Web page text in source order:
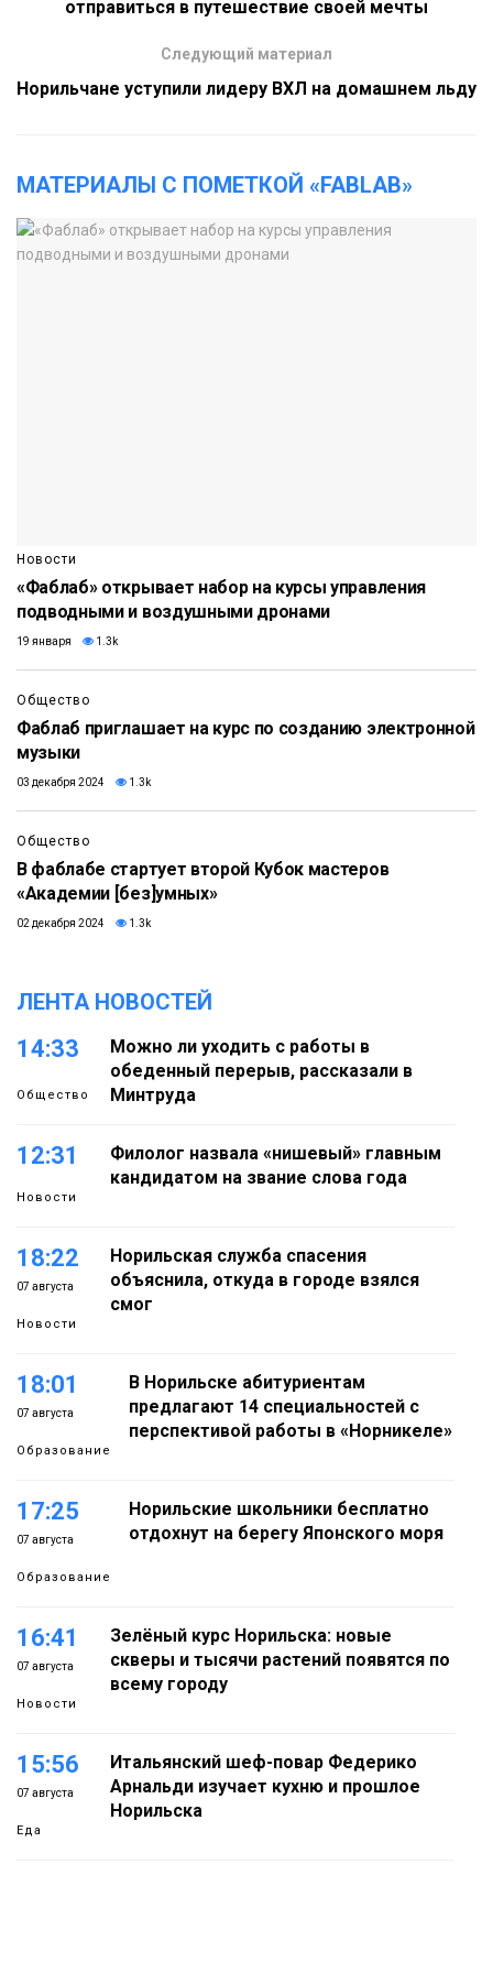
отправиться в путешествие своей мечты
Следующий материал
Норильчане уступили лидеру ВХЛ на домашнем льду
МАТЕРИАЛЫ С ПОМЕТКОЙ «FABLAB»
Новости
«Фаблаб» открывает набор на курсы управления
подводными и воздушными дронами
19 января 1.3k
Общество
Фаблаб приглашает на курс по созданию электронной
музыки
03 декабря 2024 1.3k
Общество
В фаблабе стартует второй Кубок мастеров
«Академии [без]умных»
02 декабря 2024 1.3k
ЛЕНТА НОВОСТЕЙ
14:33
Общество
Можно ли уходить с работы в
обеденный перерыв, рассказали в
Минтруда
12:31
Новости
Филолог назвала «нишевый» главным
кандидатом на звание слова года
18:22
07 августа
Новости
Норильская служба спасения
объяснила, откуда в городе взялся
смог
18:01
07 августа
Образование
В Норильске абитуриентам
предлагают 14 специальностей с
перспективой работы в «Норникеле»
17:25
07 августа
Образование
Норильские школьники бесплатно
отдохнут на берегу Японского моря
16:41
07 августа
Новости
Зелёный курс Норильска: новые
скверы и тысячи растений появятся по
всему городу
15:56
07 августа
Еда
Итальянский шеф-повар Федерико
Арнальди изучает кухню и прошлое
Норильска